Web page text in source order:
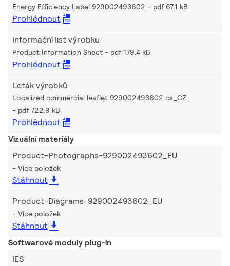
Energy Efficiency Label 929002493602 pdf 67.1 kB
Prohlédnout
Informační list výrobku
Product Information Sheet pdf 179.4 kB
Prohlédnout
Leták výrobků
Localized commercial leaflet 929002493602 cs_CZ
pdf 722.9 kB
Prohlédnout
Vizuální materiály
Product-Photographs-929002493602_EU
Více položek
Stáhnout
Product-Diagrams-929002493602_EU
Více položek
Stáhnout
Softwarové moduly plug-in
IES